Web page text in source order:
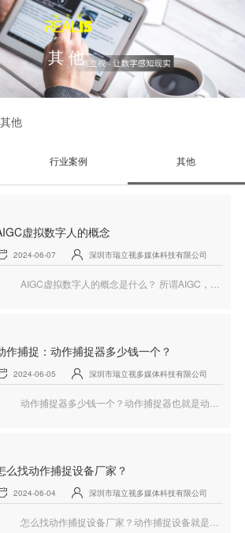
其他
其他
行业案例 其他
虚拟数字人的概念
2024-06-07 深圳市瑞立视多媒体科技有限公司
作捕捉：动作捕捉器多少钱一个？
2024-06-05 深圳市瑞立视多媒体科技有限公司
么找动作捕捉设备厂家？
2024-06-04 深圳市瑞立视多媒体科技有限公司